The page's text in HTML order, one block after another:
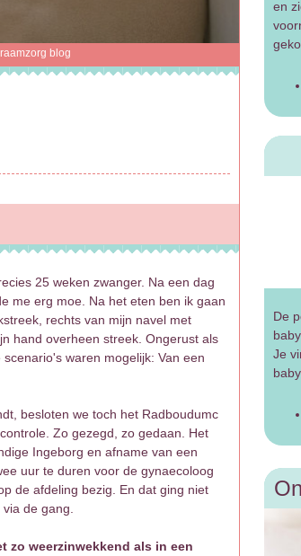
blog
25 weken zwanger. Na een dag
me erg moe. Na het eten ben ik gaan
rechts van mijn navel met
hand overheen streek. Ongerust als
waren mogelijk: Van een
besloten we toch het Radboudumc
Zo gezegd, zo gedaan. Het
Ingeborg en afname van een
uur te duren voor de gynaecoloog
de afdeling bezig. En dat ging niet
de gang.
zo weerzinwekkend als in een
en
De
Je